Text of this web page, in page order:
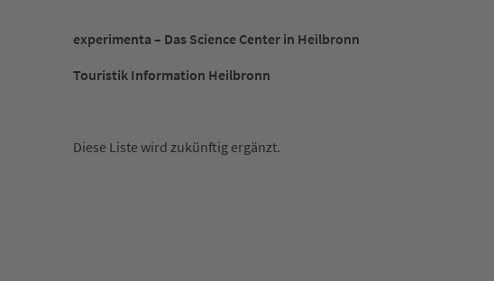
experimenta – Das Science Center in Heilbronn
Touristik Information Heilbronn
Diese Liste wird zukünftig ergänzt.